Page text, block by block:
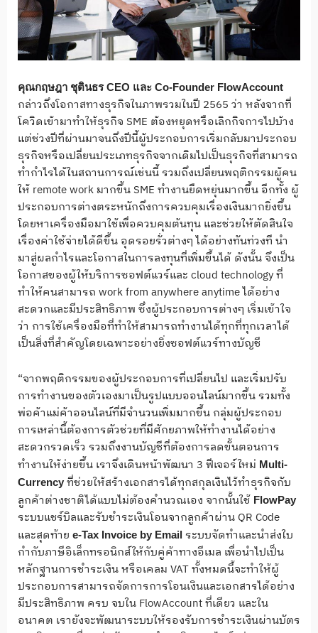
คุณกฤษฎา ชุตินธร CEO และ Co-Founder FlowAccount
กล่าวถึงโอกาสทางธุรกิจในภาพรวมในปี 2565 ว่า หลังจากที่
โควิดเข้ามาทำให้ธุรกิจ SME ต้องหยุดหรือเลิกกิจการไปบ้าง
แต่ช่วงปีที่ผ่านมาจนถึงปีนี้ผู้ประกอบการเริ่มกลับมาประกอบ
ธุรกิจหรือเปลี่ยนประเภทธุรกิจจากเดิมไปเป็นธุรกิจที่สามารถ
ทำกำไรได้ในสถานการณ์เช่นนี้ รวมถึงเปลี่ยนพฤติกรรมผู้คน
ให้ remote work มากขึ้น SME ทำงานยืดหยุ่นมากขึ้น อีกทั้ง ผู้
ประกอบการต่างตระหนักถึงการควบคุมเรื่องเงินมากยิ่งขึ้น
โดยหาเครื่องมือมาใช้เพื่อควบคุมต้นทุน และช่วยให้ตัดสินใจ
เรื่องค่าใช้จ่ายได้ดีขึ้น อุดรอยรั่วต่างๆ ได้อย่างทันท่วงที นำ
มาสู่ผลกำไรและโอกาสในการลงทุนที่เพิ่มขึ้นได้ ดังนั้น จึงเป็น
โอกาสของผู้ให้บริการซอฟต์แวร์และ cloud technology ที่
ทำให้คนสามารถ work from anywhere anytime ได้อย่าง
สะดวกและมีประสิทธิภาพ ซึ่งผู้ประกอบการต่างๆ เริ่มเข้าใจ
ว่า การใช้เครื่องมือที่ทำให้สามารถทำงานได้ทุกที่ทุกเวลาได้
เป็นสิ่งที่สำคัญโดยเฉพาะอย่างยิ่งซอฟต์แวร์ทางบัญชี
“จากพฤติกรรมของผู้ประกอบการที่เปลี่ยนไป และเริ่มปรับ
การทำงานของตัวเองมาเป็นรูปแบบออนไลน์มากขึ้น รวมทั้ง
พ่อค้าแม่ค้าออนไลน์ที่มีจำนวนเพิ่มมากขึ้น กลุ่มผู้ประกอบ
การเหล่านี้ต้องการตัวช่วยที่มีศักยภาพให้ทำงานได้อย่าง
สะดวกรวดเร็ว รวมถึงงานบัญชีที่ต้องการลดขั้นตอนการ
ทำงานให้ง่ายขึ้น เราจึงเดินหน้าพัฒนา 3 ฟีเจอร์ใหม่ Multi-
Currency ที่ช่วยให้สร้างเอกสารได้ทุกสกุลเงินไว้ทำธุรกิจกับ
ลูกค้าต่างชาติได้แบบไม่ต้องคำนวณเอง จากนั้นใช้ FlowPay
ระบบแชร์บิลและรับชำระเงินโอนจากลูกค้าผ่าน QR Code
และสุดท้าย e-Tax Invoice by Email ระบบจัดทำและนำส่งใบ
กำกับภาษีอิเล็กทรอนิกส์ให้กับคู่ค้าทางอีเมล เพื่อนำไปเป็น
หลักฐานการชำระเงิน หรือเคลม VAT ทั้งหมดนี้จะทำให้ผู้
ประกอบการสามารถจัดการการโอนเงินและเอกสารได้อย่าง
มีประสิทธิภาพ ครบ จบใน FlowAccount ที่เดียว และใน
อนาคต เรายังจะพัฒนาระบบให้รองรับการชำระเงินผ่านบัตร